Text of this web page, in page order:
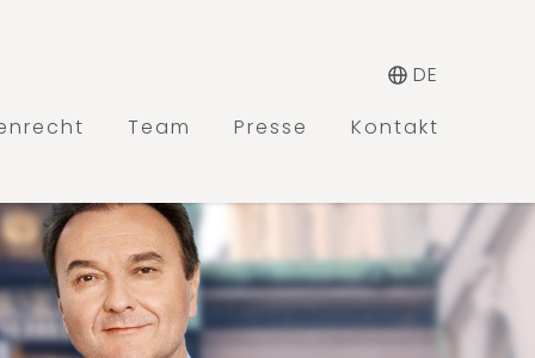
DE
Team Presse Kontakt